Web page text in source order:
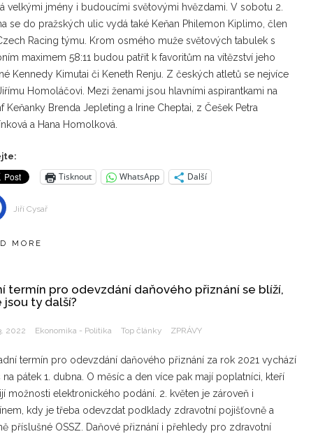
velkými jmény i budoucími světovými hvězdami. V sobotu 2.
se do pražských ulic vydá také Keňan Philemon Kiplimo, člen
Racing týmu. Krom osmého muže světových tabulek s
maximem 58:11 budou patřit k favoritům na vítězství jeho
Kennedy Kimutai či Keneth Renju. Z českých atletů se nejvíce
Homoláčovi. Mezi ženami jsou hlavními aspirantkami na
Keňanky Brenda Jepleting a Irine Cheptai, z Češek Petra
a Hana Homolková.
Tisknout WhatsApp Další
Jiří Cysař
MORE
termín pro odevzdání daňového přiznání se blíží,
jsou ty další?
2022 Ekonomika - Politika Top články ZPRÁVY
termín pro odevzdání daňového přiznání za rok 2021 vychází
na pátek 1. dubna. O měsíc a den více pak mají poplatníci, kteří
možnosti elektronického podání. 2. květen je zároveň i
kdy je třeba odevzdat podklady zdravotní pojišťovně a
příslušné OSSZ. Daňové přiznání i přehledy pro zdravotní